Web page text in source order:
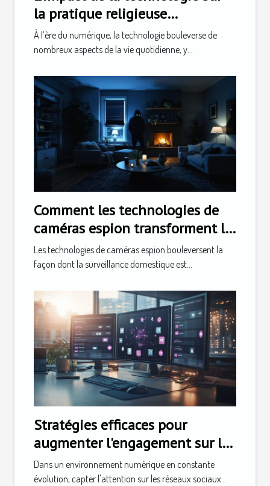
la pratique religieuse
quotidienne
À l’ère du numérique, la technologie bouleverse de
nombreux aspects de la vie quotidienne, y...
Comment les technologies de
caméras espion transforment la
surveillance domestique ?
Les technologies de caméras espion bouleversent la
façon dont la surveillance domestique est...
Stratégies efficaces pour
augmenter l'engagement sur les
réseaux sociaux
Dans un environnement numérique en constante
évolution, capter l'attention sur les réseaux sociaux...